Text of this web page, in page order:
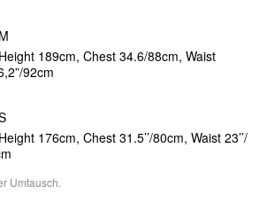
189cm, Chest 34.6/88cm, Waist
92cm
176cm, Chest 31.5’’/80cm, Waist 23’’/
Umtausch.